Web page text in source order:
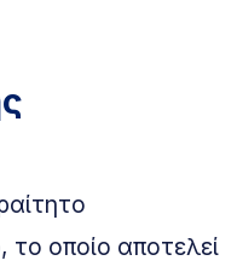
το οποίο αποτελεί